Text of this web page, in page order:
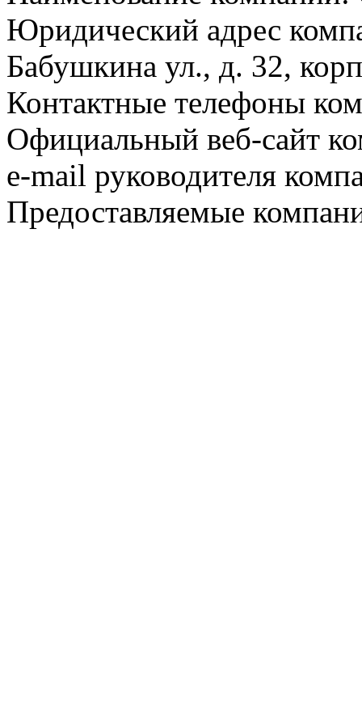
Юридический адрес
Бабушкина ул., д. 32,
Контактные телефоны
Официальный веб-сайт
e-mail руководителя
Предоставляемые